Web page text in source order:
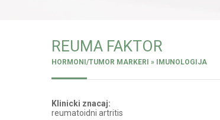
REUMA FAKTOR
HORMONI/TUMOR MARKERI » IMUNOLOGIJA
Klinicki znacaj:
reumatoidni artritis